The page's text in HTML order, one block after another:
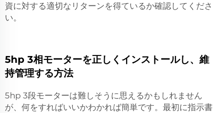
資に対する適切なリターンを得ているか確認してくださ
い。
5hp 3相モーターを正しくインストールし、維
持管理する方法
5hp 3段モーターは難しそうに思えるかもしれません
が、何をすればいいかわかれば簡単です。最初に指示書